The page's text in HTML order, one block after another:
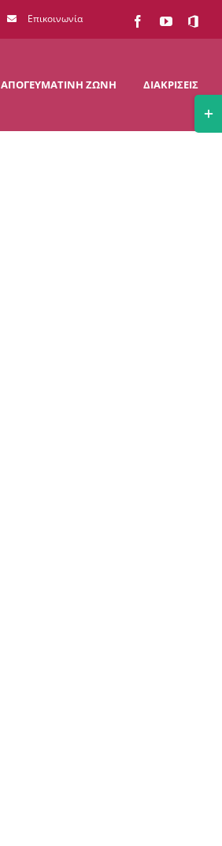
Επικοινωνία FacebookYouTube
Office
ΑΠΟΓΕΥΜΑΤΙΝΗ ΖΩΝΗ ΔΙΑΚΡΙΣΕΙΣ